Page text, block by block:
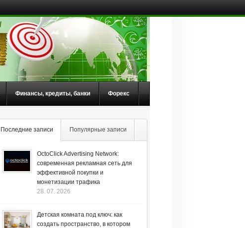
Финансы, кредиты, банки Форекс
Последние записи Популярные записи
OctoClick Advertising Network:
современная рекламная сеть для
эффективной покупки и
монетизации трафика
28. 07. 2026
Детская комната под ключ: как
создать пространство, в котором